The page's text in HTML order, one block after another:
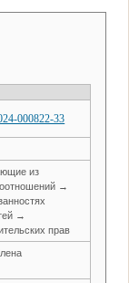
000822-33
из
→
→
прав